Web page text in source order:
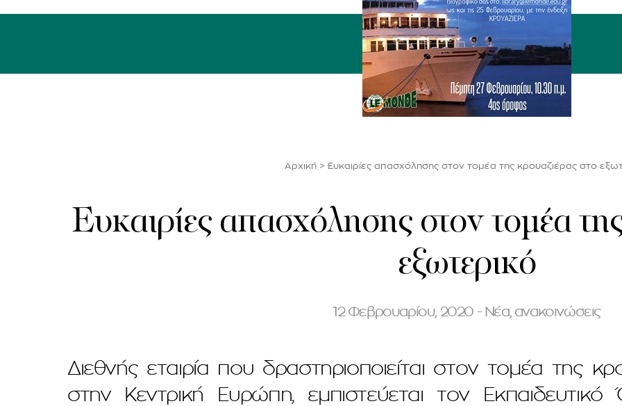
Αρχική> Ευκαιρίες απασχόλησης στον τομέα της κρουαζιέρας στο
Ευκαιρίες απασχόλησης στον τομέα
εξωτερικό
12 Φεβρουαρίου, 2020 - Νέα, ανακοινώσεις
Διεθνής εταιρία που δραστηριοποιείται στον τομέα της
στην Κεντρική Ευρώπη, εμπιστεύεται τον